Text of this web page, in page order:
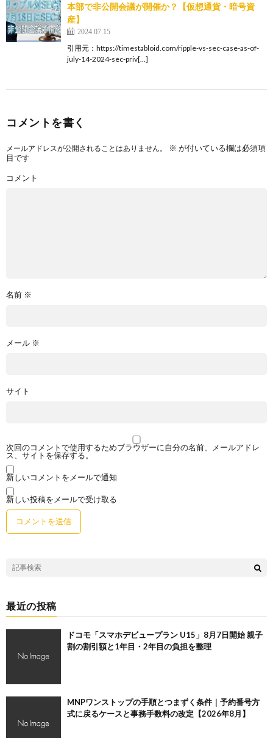
本部で非公開会議が開催か？【仮想通貨・暗号資
産】
2024.07.15
引用元：https://timestabloid.com/ripple-vs-sec-case-as-of-
july-14-2024-sec-priv[…]
コメントを書く
メールアドレスが公開されることはありません。 ※ が付いている欄は必須項
目です
コメント
名前 ※
メール ※
サイト
次回のコメントで使用するためブラウザーに自分の名前、メールアドレ
ス、サイトを保存する。
新しいコメントをメールで通知
新しい投稿をメールで受け取る
最近の投稿
ドコモ「スマホデビュープラン U15」8月7日開始 親子
割の割引額と1年目・2年目の負担を整理
MNPワンストップの手順とつまずく条件｜予約番号方
式に戻るケースと事務手数料の改定【2026年8月】